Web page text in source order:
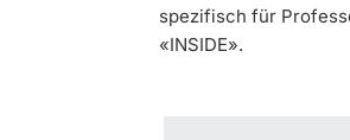
spezifisch für
«INSIDE».